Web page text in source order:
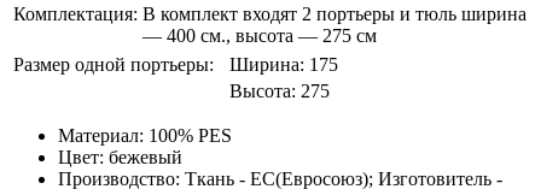
Комплектация: В комплект входят 2 портьеры и тюль ширина
— 400 см., высота — 275 см
Размер одной портьеры:
Ширина: 175
Высота: 275
Материал: 100% PES
Цвет: бежевый
Производство: Ткань - ЕС(Евросоюз); Изготовитель -